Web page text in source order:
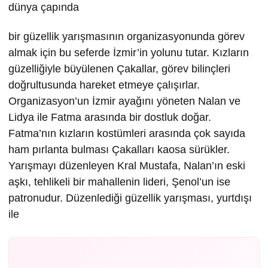
dünya çapında
bir güzellik yarışmasının organizasyonunda görev
almak için bu seferde İzmir’in yolunu tutar. Kızların
güzelliğiyle büyülenen Çakallar, görev bilinçleri
doğrultusunda hareket etmeye çalışırlar.
Organizasyon’un İzmir ayağını yöneten Nalan ve
Lidya ile Fatma arasında bir dostluk doğar.
Fatma’nın kızların kostümleri arasında çok sayıda
ham pırlanta bulması Çakalları kaosa sürükler.
Yarışmayı düzenleyen Kral Mustafa, Nalan’ın eski
aşkı, tehlikeli bir mahallenin lideri, Şenol’un ise
patronudur. Düzenlediği güzellik yarışması, yurtdışı
ile